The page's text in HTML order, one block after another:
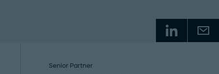
Senior Partner